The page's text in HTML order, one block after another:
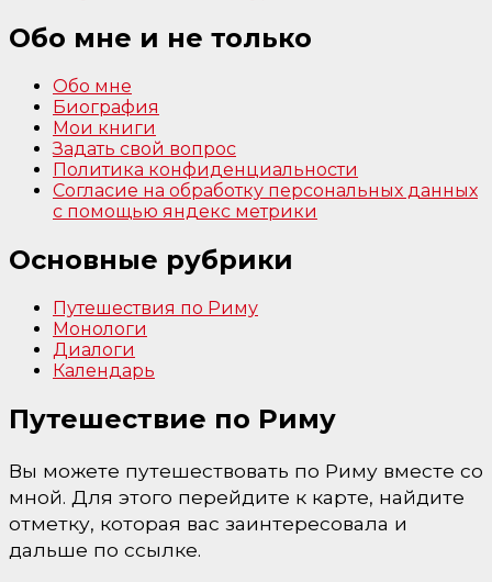
Обо мне и не только
Обо мне
Биография
Мои книги
Задать свой вопрос
Политика конфиденциальности
Согласие на обработку персональных данных
с помощью яндекс метрики
Основные рубрики
Путешествия по Риму
Монологи
Диалоги
Календарь
Путешествие по Риму
Вы можете путешествовать по Риму вместе со
мной. Для этого перейдите к карте, найдите
отметку, которая вас заинтересовала и
дальше по ссылке.